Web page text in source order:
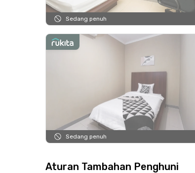
Sedang penuh
Sedang penuh
Aturan Tambahan Penghuni